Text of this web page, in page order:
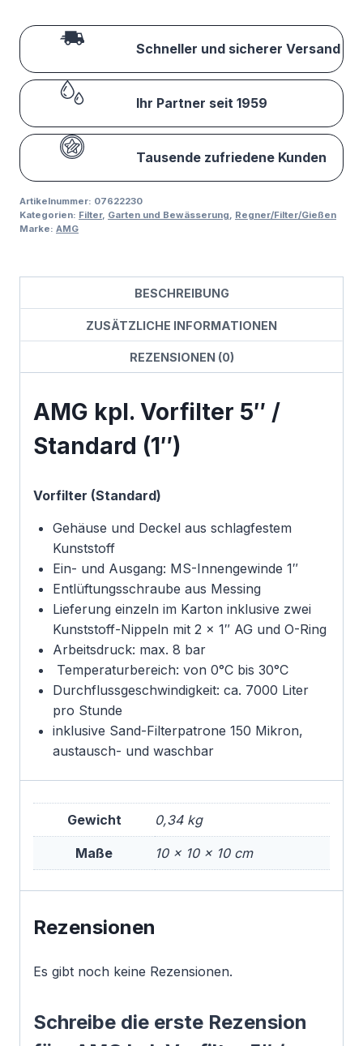
Schneller und sicherer Versand
Ihr Partner seit 1959
Tausende zufriedene Kunden
Artikelnummer: 07622230
Kategorien: Filter, Garten und Bewässerung, Regner/Filter/Gießen
Marke: AMG
BESCHREIBUNG
ZUSÄTZLICHE INFORMATIONEN
REZENSIONEN (0)
AMG kpl. Vorfilter 5″ /
Standard (1″)
Vorfilter (Standard)
Gehäuse und Deckel aus schlagfestem
Kunststoff
Ein- und Ausgang: MS-Innengewinde 1″
Entlüftungsschraube aus Messing
Lieferung einzeln im Karton inklusive zwei
Kunststoff-Nippeln mit 2 x 1″ AG und O-Ring
Arbeitsdruck: max. 8 bar
Temperaturbereich: von 0°C bis 30°C
Durchflussgeschwindigkeit: ca. 7000 Liter
pro Stunde
inklusive Sand-Filterpatrone 150 Mikron,
austausch- und waschbar
Gewicht 0,34 kg
Maße 10 × 10 × 10 cm
Rezensionen
Es gibt noch keine Rezensionen.
Schreibe die erste Rezension